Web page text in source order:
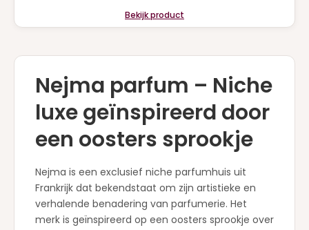
Bekijk product
Nejma parfum – Niche
luxe geïnspireerd door
een oosters sprookje
Nejma is een exclusief niche parfumhuis uit
Frankrijk dat bekendstaat om zijn artistieke en
verhalende benadering van parfumerie. Het
merk is geïnspireerd op een oosters sprookje over